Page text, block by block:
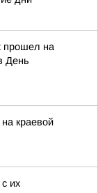
прошел на
День
краевой
их